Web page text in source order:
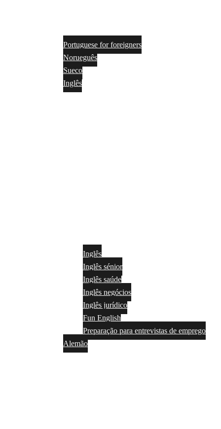
Portuguese for foreigners
Norueguês
Sueco
Inglês
Inglês
Inglês sénior
Inglês saúde
Inglês negócios
Inglês jurídico
Fun English
Preparação para entrevistas de emprego
Alemão